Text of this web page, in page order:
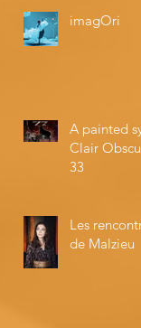
imagOri
A painted
Clair
33
Les
de Malzieu